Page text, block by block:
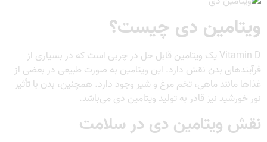
ویتامین دی چیست؟
Vitamin D یک ویتامین قابل حل در چربی است که در بسیاری از
فرآیندهای بدن نقش دارد. این ویتامین به صورت طبیعی در بعضی از
غذاها مانند ماهی، تخم مرغ و شیر وجود دارد. همچنین، بدن با تأثیر
نور خورشید نیز قادر به تولید ویتامین دی می‌باشد.
نقش ویتامین دی در سلامت